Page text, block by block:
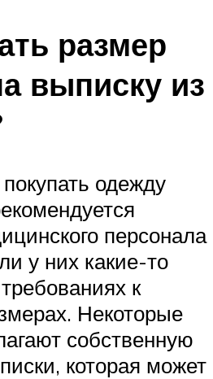
размер
выписку из
одежду
персонала
у них какие-то
к
Некоторые
собственную
которая может